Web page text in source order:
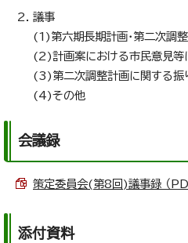
議事
(1)第六期長期計画・第二次調
(2)計画案における市民意見等
(3)第二次調整計画に関する振
(4)その他
会議録
策定委員会(第8回)議事録 （
添付資料